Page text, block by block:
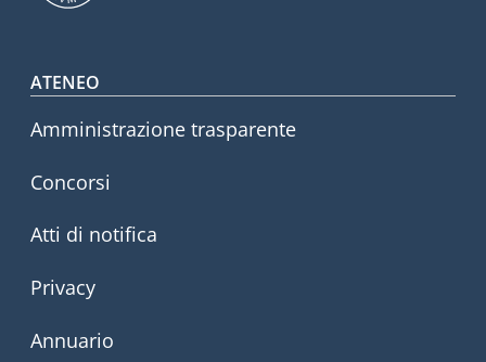
Footer menu
ATENEO
Amministrazione trasparente
Concorsi
Atti di notifica
Privacy
Annuario